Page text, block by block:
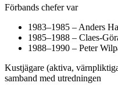
Förbands chefer var
1983–1985 – Anders
1985–1988 – Claes-
1988–1990 – Peter
Kustjägare (aktiva,
samband med utredningen